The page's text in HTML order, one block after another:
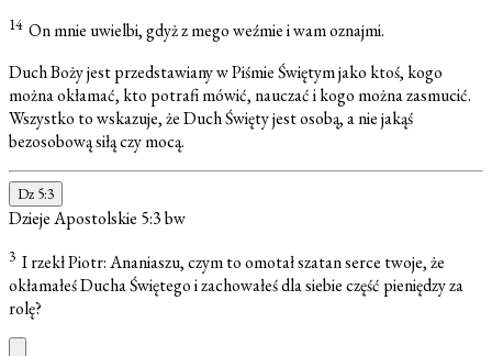
14 On mnie uwielbi, gdyż z mego weźmie i wam oznajmi.
Duch Boży jest przedstawiany w Piśmie Świętym jako ktoś, kogo
można okłamać, kto potrafi mówić, nauczać i kogo można zasmucić.
Wszystko to wskazuje, że Duch Święty jest osobą, a nie jakąś
bezosobową siłą czy mocą.
Dz 5:3
Dzieje Apostolskie 5:3bw
3 I rzekł Piotr: Ananiaszu, czym to omotał szatan serce twoje, że
okłamałeś Ducha Świętego i zachowałeś dla siebie część pieniędzy za
rolę?